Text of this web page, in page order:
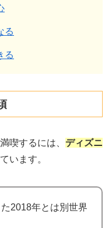
る
る
喫するには、 ディズニ
います。
2018年とは別世界